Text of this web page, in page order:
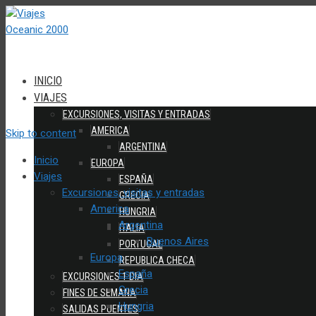
INICIO
VIAJES
EXCURSIONES, VISITAS Y ENTRADAS
AMERICA
ARGENTINA
EUROPA
ESPAÑA
GRECIA
HUNGRIA
ITALIA
PORTUGAL
REPUBLICA CHECA
EXCURSIONES 1 DIA
FINES DE SEMANA
SALIDAS PUENTES
Skip to content
Inicio
Viajes
Excursiones, visitas y entradas
America
Argentina
Buenos Aires
Europa
España
Grecia
Hungria